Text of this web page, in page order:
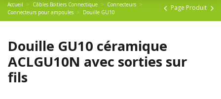
Accueil Câbles Boitiers Connectique
Connecteurs
Connecteurs pour ampoules
Douille GU10
Page Produit
Douille GU10 céramique
ACLGU10N avec sorties sur
fils